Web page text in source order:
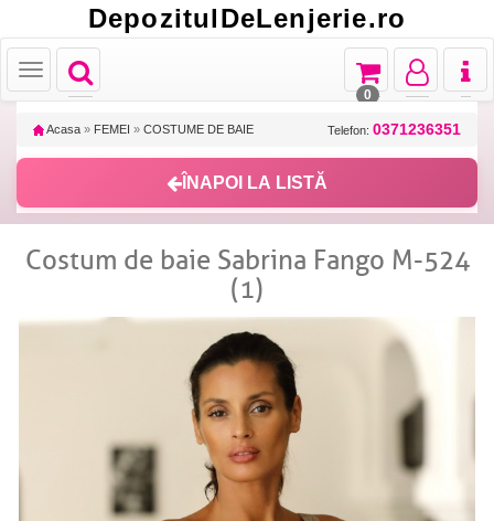
DepozitulDeLenjerie.ro
Toggle
navigation
Toggle
Toggle
navigation
Toggle
navigation
Toggle
navigation
0
Acasa » FEMEI » COSTUME DE BAIE Telefon: 0371236351
ÎNAPOI LA LISTĂ
Costum de baie Sabrina Fango M-524
(1)